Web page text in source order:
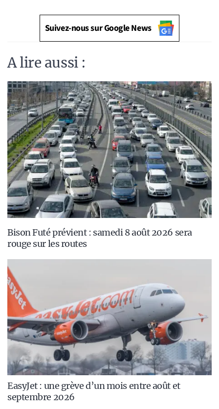
Suivez-nous sur Google News
A lire aussi :
Bison Futé prévient : samedi 8 août 2026 sera
rouge sur les routes
EasyJet : une grève d’un mois entre août et
septembre 2026